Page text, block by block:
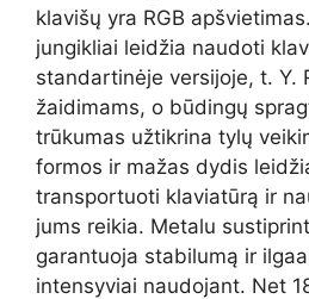
klavišų yra RGB
jungikliai leidžia naudoti
standartinėje versijoje, t. Y.
žaidimams, o būdingų
trūkumas užtikrina tylų
formos ir mažas dydis
transportuoti klaviatūrą ir
jums reikia. Metalu
garantuoja stabilumą ir
intensyviai naudojant. Net